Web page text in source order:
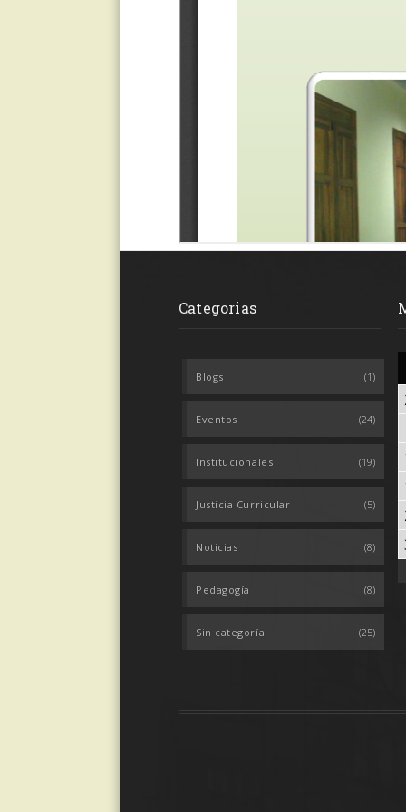
Categorias
Blogs (1)
Eventos (24)
Institucionales (19)
Justicia Curricular (5)
Noticias (8)
Pedagogía (8)
Sin categoría (25)